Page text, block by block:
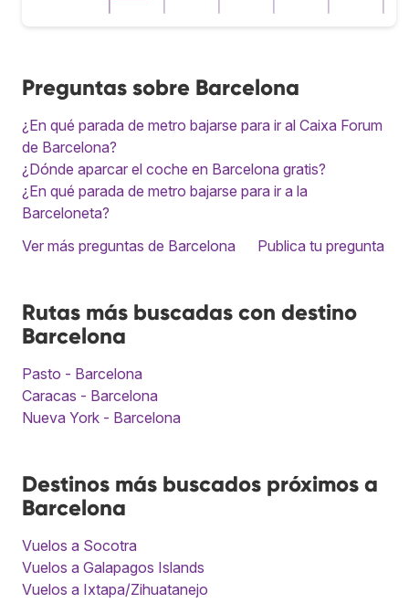
Preguntas sobre Barcelona
¿En qué parada de metro bajarse para ir al Caixa Forum
de Barcelona?
¿Dónde aparcar el coche en Barcelona gratis?
¿En qué parada de metro bajarse para ir a la
Barceloneta?
Ver más preguntas de Barcelona
Publica tu pregunta
Rutas más buscadas con destino
Barcelona
Pasto - Barcelona
Caracas - Barcelona
Nueva York - Barcelona
Destinos más buscados próximos a
Barcelona
Vuelos a Socotra
Vuelos a Galapagos Islands
Vuelos a Ixtapa/Zihuatanejo